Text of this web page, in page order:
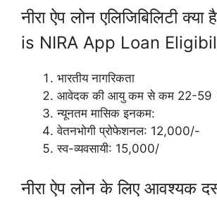
नीरा ऐप लोन एलिजिबिलिटी
is NIRA App Loan
भारतीय नागरिकता
आवेदक की आयु कम से कम 22-59
न्यूनतम मासिक इनकम:
वेतनभोगी प्रोफेशनल: 12,000/-
स्व-व्यवसायी: 15,000/
नीरा ऐप लोन के लिए आवश्यक